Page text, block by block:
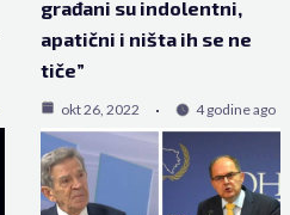
građani su indolentni,
apatični i ništa ih se ne
tiče”
okt 26, 2022 4 godine ago